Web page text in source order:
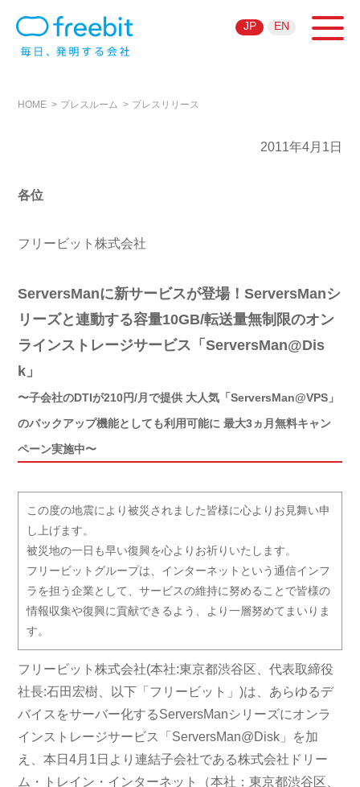
JP EN
HOME プレスルーム プレスリリース
2011年4月1日
各位
フリービット株式会社
ServersManに新サービスが登場！ServersManシ
リーズと連動する容量10GB/転送量無制限のオン
ラインストレージサービス「ServersMan@Dis
k」
〜子会社のDTIが210円/月で提供 大人気「ServersMan@VPS」
のバックアップ機能としても利用可能に 最大3ヵ月無料キャン
ペーン実施中〜
この度の地震により被災されました皆様に心よりお見舞い申
し上げます。
被災地の一日も早い復興を心よりお祈りいたします。
フリービットグループは、インターネットという通信インフ
ラを担う企業として、サービスの維持に努めることで皆様の
情報収集や復興に貢献できるよう、より一層努めてまいりま
す。
フリービット株式会社(本社:東京都渋谷区、代表取締役
社長:石田宏樹、以下「フリービット」)は、あらゆるデ
バイスをサーバー化するServersManシリーズにオンラ
インストレージサービス「ServersMan@Disk」を加
え、本日4月1日より連結子会社である株式会社ドリー
ム・トレイン・インターネット（本社：東京都渋谷区、